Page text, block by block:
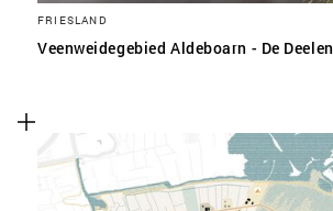
FRIESLAND
Veenweidegebied Aldeboarn - De Deelen